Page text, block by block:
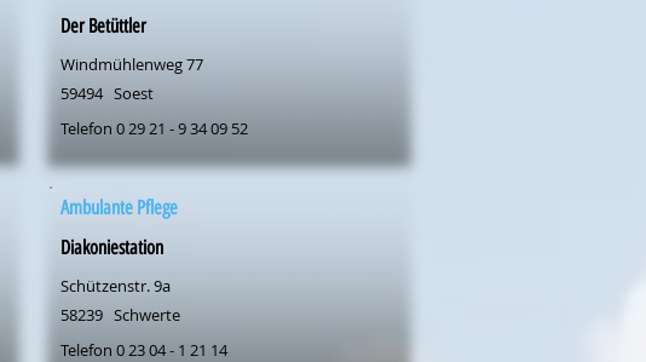
Der Betüttler
Windmühlenweg 77
59494 Soest
Telefon 0 29 21 - 9 34 09 52
Ambulante Pflege
Diakoniestation
Schützenstr. 9a
58239 Schwerte
Telefon 0 23 04 - 1 21 14